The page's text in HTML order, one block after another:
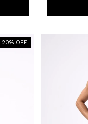
20% OFF